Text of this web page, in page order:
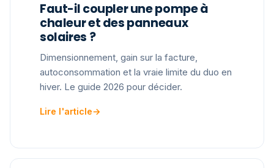
Faut-il coupler une pompe à
chaleur et des panneaux
solaires ?
Dimensionnement, gain sur la facture,
autoconsommation et la vraie limite du duo en
hiver. Le guide 2026 pour décider.
Lire l'article→